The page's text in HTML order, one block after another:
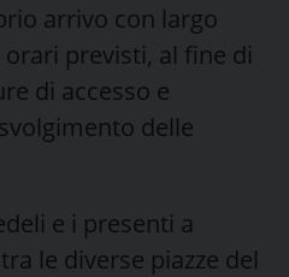
arrivo con largo
previsti, al fine di
di accesso e
delle
e i presenti a
le diverse piazze del